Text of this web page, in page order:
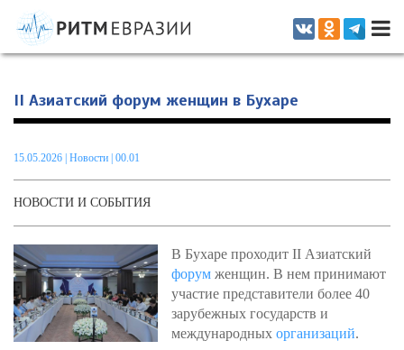
Информационно-аналитическое издание, посвященное актуальным
проблемам интеграции на постсоветском пространстве
II Азиатский форум женщин в Бухаре
15.05.2026 Новости | 00.01
НОВОСТИ И СОБЫТИЯ
В Бухаре проходит II Азиатский
форум женщин. В нем принимают
участие представители более 40
зарубежных государств и
международных организаций.